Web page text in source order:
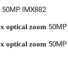
50MP IMX882
optical zoom
optical zoom